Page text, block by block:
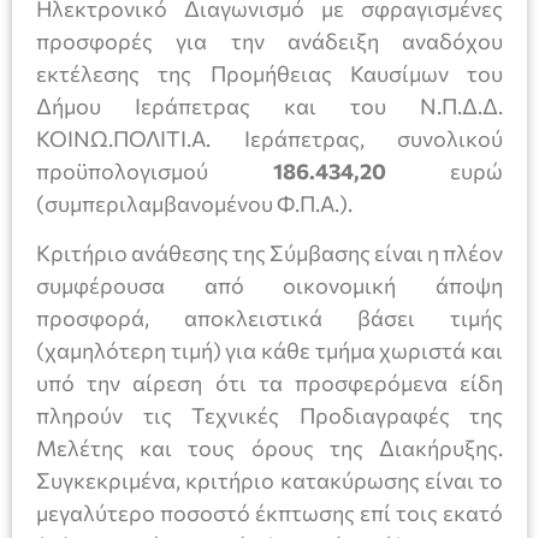
Ηλεκτρονικό Διαγωνισμό με σφραγισμένες
προσφορές για την ανάδειξη αναδόχου
εκτέλεσης της Προμήθειας Καυσίμων του
Δήμου Ιεράπετρας και του Ν.Π.Δ.Δ.
ΚΟΙΝΩ.ΠΟΛΙΤΙ.Α. Ιεράπετρας, συνολικού
προϋπολογισμού 186.434,20 ευρώ
(συμπεριλαμβανομένου Φ.Π.Α.).
Κριτήριο ανάθεσης της Σύμβασης είναι η πλέον
συμφέρουσα από οικονομική άποψη
προσφορά, αποκλειστικά βάσει τιμής
(χαμηλότερη τιμή) για κάθε τμήμα χωριστά και
υπό την αίρεση ότι τα προσφερόμενα είδη
πληρούν τις Τεχνικές Προδιαγραφές της
Μελέτης και τους όρους της Διακήρυξης.
Συγκεκριμένα, κριτήριο κατακύρωσης είναι το
μεγαλύτερο ποσοστό έκπτωσης επί τοις εκατό